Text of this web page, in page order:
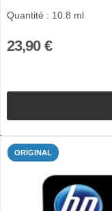
Quantité : 10.8 ml
23,90 €
ORIGINAL